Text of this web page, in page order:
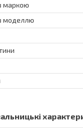
маркою
моделлю